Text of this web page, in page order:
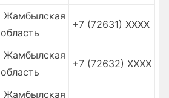
Жамбылская
область
+7 (72631) XXXX
Жамбылская
область
+7 (72632) XXXX
Жамбылская